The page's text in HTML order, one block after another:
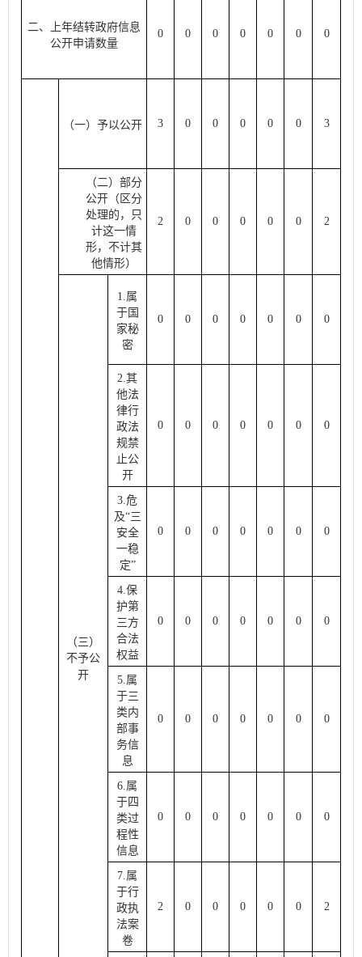
二、上年结转政府信息
公开申请数量
0 0 0 0 0 0 0
（一）予以公开 3 0 0 0 0 0 3
（二）部分
公开（区分
处理的，只
计这一情
形，不计其
他情形）
2 0 0 0 0 0 2
（三）
不予公
开
1.属
于国
家秘
密
0 0 0 0 0 0 0
2.其
他法
律行
政法
规禁
止公
开
0 0 0 0 0 0 0
3.危
及“三
安全
一稳
定”
0 0 0 0 0 0 0
4.保
护第
三方
合法
权益
0 0 0 0 0 0 0
5.属
于三
类内
部事
务信
息
0 0 0 0 0 0 0
6.属
于四
类过
程性
信息
0 0 0 0 0 0 0
7.属
于行
政执
法案
卷
2 0 0 0 0 0 2